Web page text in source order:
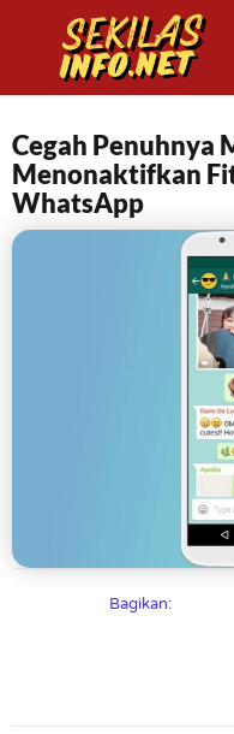
Cegah Penuhnya
Menonaktifkan
WhatsApp
Bagikan: